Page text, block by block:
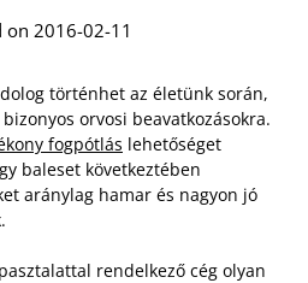
on 2016-02-11
történhet az életünk során,
orvosi beavatkozásokra.
fogpótlás lehetőséget
baleset következtében
aránylag hamar és nagyon jó
rendelkező cég olyan